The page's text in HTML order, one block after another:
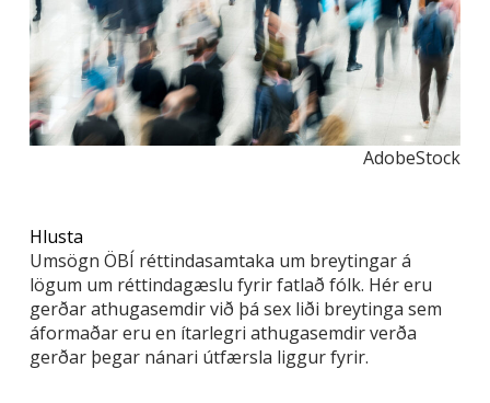
AdobeStock
Hlusta
Umsögn ÖBÍ réttindasamtaka um breytingar á
lögum um réttindagæslu fyrir fatlað fólk. Hér eru
gerðar athugasemdir við þá sex liði breytinga sem
áformaðar eru en ítarlegri athugasemdir verða
gerðar þegar nánari útfærsla liggur fyrir.